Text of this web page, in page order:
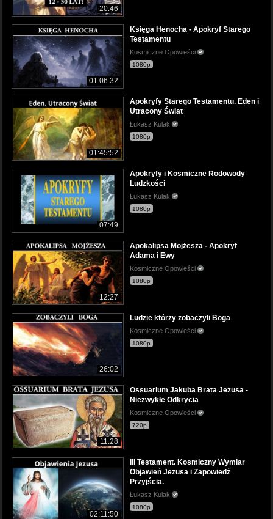
20:46
01:06:32
Księga Henocha - Apokryf Starego
Testamentu
Kosmiczne Opowieści
1080p
01:45:52
Apokryfy Starego Testamentu. Eden i
Utracony Świat
Łukasz Kulak
1080p
07:49
Apokryfy i Kosmiczne Rodowody
Ludzkości
Łukasz Kulak
1080p
12:27
Apokalipsa Mojżesza - Apokryf
Adama i Ewy
Kosmiczne Opowieści
1080p
26:02
Ludzie którzy zobaczyli Boga
Kosmiczne Opowieści
1080p
11:28
Ossuarium Jakuba Brata Jezusa -
Niezwykłe Odkrycia
Kosmiczne Opowieści
720p
02:11:50
III Testament. Kosmiczny Wymiar
Objawień Jezusa i Zapowiedź
Przyjścia.
Łukasz Kulak
1080p